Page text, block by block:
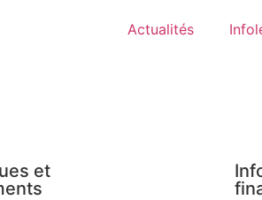
Actualités
et